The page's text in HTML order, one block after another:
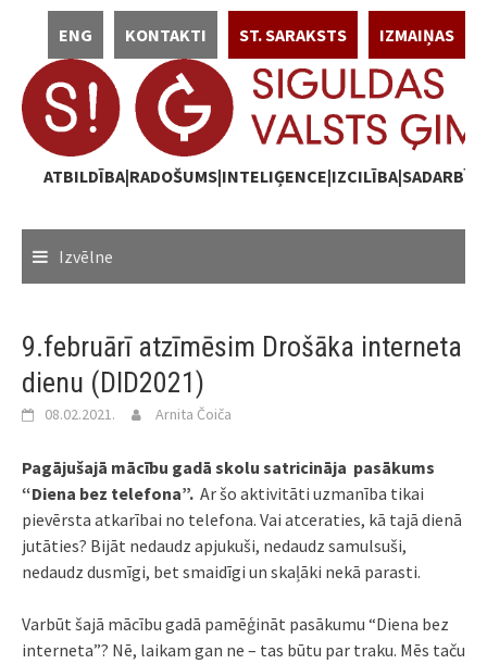
content
IZMAIŅAS
ST. SARAKSTS
KONTAKTI
ENG
Izvēlne
9.februārī atzīmēsim Drošāka interneta
dienu (DID2021)
08.02.2021. Arnita Čoiča
Pagājušajā mācību gadā skolu satricināja pasākums
“Diena bez telefona”. Ar šo aktivitāti uzmanība tikai
pievērsta atkarībai no telefona. Vai atceraties, kā tajā dienā
jutāties? Bijāt nedaudz apjukuši, nedaudz samulsuši,
nedaudz dusmīgi, bet smaidīgi un skaļāki nekā parasti.
Varbūt šajā mācību gadā pamēģināt pasākumu “Diena bez
interneta”? Nē, laikam gan ne – tas būtu par traku. Mēs taču